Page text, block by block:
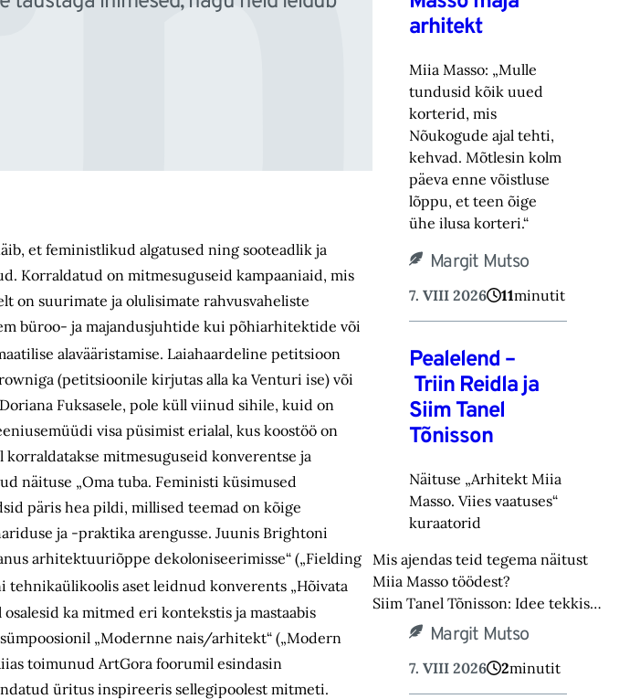
et feministlikud algatused ning sooteadlik ja
Korraldatud on mitmesuguseid kampaaniaid, mis
on suurimate ja olulisimate rahvusvaheliste
büroo- ja majandusjuhtide kui põhiarhitektide või
alavääristamise. Laiahaardeline petitsioon
(petitsioonile kirjutas alla ka Venturi ise) või
Fuksasele, pole küll viinud sihile, kuid on
visa püsimist erialal, kus koostöö on
mitmesuguseid konverentse ja
näituse „Oma tuba. Feministi küsimused
päris hea pildi, millised teemad on kõige
ja -praktika arengusse. Juunis Brightoni
arhitektuuriõppe dekoloniseerimisse“ („Fielding
tehnikaülikoolis aset leidnud konverents „Hõivata
ka mitmed eri kontekstis ja mastaabis
„Modernne nais/arhitekt“ („Modern
toimunud ArtGora foorumil esindasin
üritus inspireeris sellegipoolest mitmeti.
arhitekt
Miia Masso: „Mulle
tundusid kõik uued
korterid, mis
Nõukogude ajal tehti,
kehvad. Mõtlesin kolm
päeva enne võistluse
lõppu, et teen õige
ühe ilusa korteri.“
Margit Mutso
7. VIII 2026 11minutit
Pealelend –
Triin Reidla ja
Siim Tanel
Tõnisson
Näituse „Arhitekt Miia
Masso. Viies vaatuses“
kuraatorid
Mis ajendas teid tegema näitust
Miia Masso töödest?
Siim Tanel Tõnisson: Idee tekkis…
Margit Mutso
7. VIII 2026 2minutit